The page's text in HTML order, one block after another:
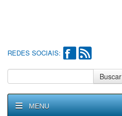
REDES SOCIAIS:
Buscar
MENU